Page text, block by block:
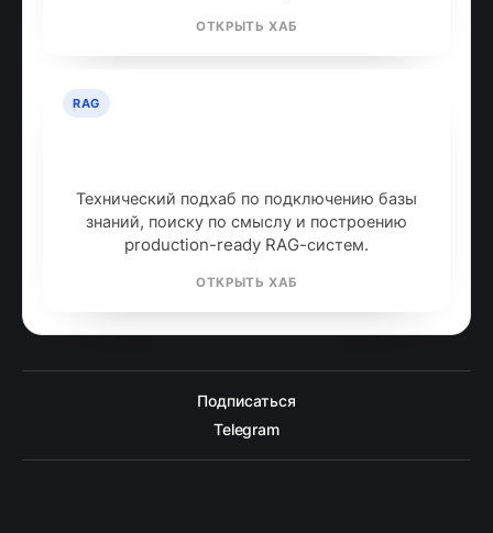
ОТКРЫТЬ ХАБ
RAG
Технический подхаб по подключению базы
знаний, поиску по смыслу и построению
production-ready RAG-систем.
ОТКРЫТЬ ХАБ
Подписаться
Telegram